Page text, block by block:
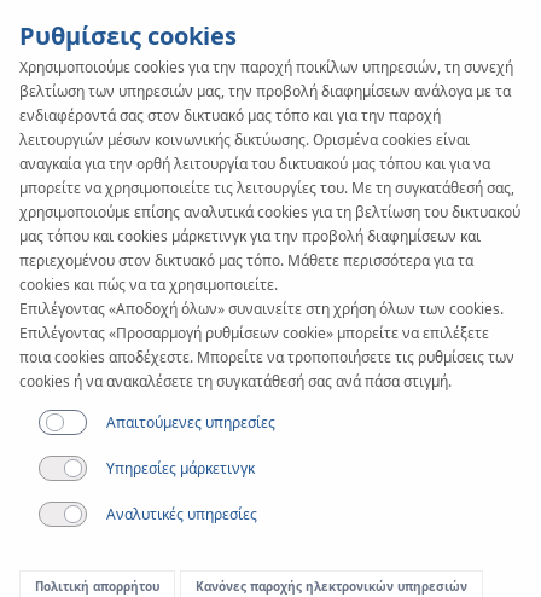
SYSTEMKAN-therm
Sprinkler
XPress Inox
Ρυθμίσεις cookies
Χρησιμοποιούμε cookies για την παροχή ποικίλων υπηρεσιών, τη συνεχή
βελτίωση των υπηρεσιών μας, την προβολή διαφημίσεων ανάλογα με τα
ενδιαφέροντά σας στον δικτυακό μας τόπο και για την παροχή
λειτουργιών μέσων κοινωνικής δικτύωσης. Ορισμένα cookies είναι
αναγκαία για την ορθή λειτουργία του δικτυακού μας τόπου και για να
μπορείτε να χρησιμοποιείτε τις λειτουργίες του. Με τη συγκατάθεσή σας,
χρησιμοποιούμε επίσης αναλυτικά cookies για τη βελτίωση του δικτυακού
μας τόπου και cookies μάρκετινγκ για την προβολή διαφημίσεων και
περιεχομένου στον δικτυακό μας τόπο. Μάθετε περισσότερα για τα
cookies και πώς να τα χρησιμοποιείτε.
Επιλέγοντας «Αποδοχή όλων» συναινείτε στη χρήση όλων των cookies.
Επιλέγοντας «Προσαρμογή ρυθμίσεων cookie» μπορείτε να επιλέξετε
ποια cookies αποδέχεστε. Μπορείτε να τροποποιήσετε τις ρυθμίσεις των
cookies ή να ανακαλέσετε τη συγκατάθεσή σας ανά πάσα στιγμή.
Απαιτούμενες υπηρεσίες
Υπηρεσίες μάρκετινγκ
Αναλυτικές υπηρεσίες
Πολιτική απορρήτου Κανόνες παροχής ηλεκτρονικών υπηρεσιών